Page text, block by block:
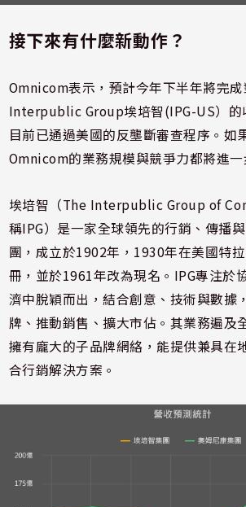
接下來有什麼新動作？
Omnicom表示，預計今年下半年將完
Interpublic Group埃培智(IPG-US）的
目前已通過美國的反壟斷審查程序。如
Omnicom的業務規模與競爭力都將進一
埃培智（The Interpublic Group of
稱IPG）是一家全球領先的行銷、傳播
團，成立於1902年，1930年在美國特
冊，並於1961年改為現名。IPG專注於
濟中脫穎而出，結合創意、技術與數據
牌、推動銷售、擴大市佔。其業務遍及
擁有龐大的子品牌網絡，能提供兼具在
合行銷解決方案。